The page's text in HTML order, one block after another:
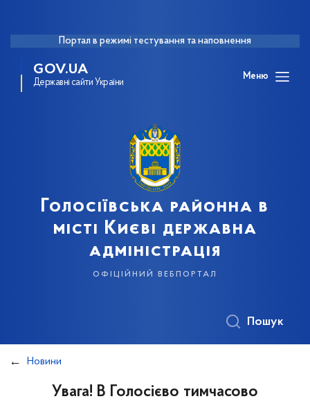
Портал в режимі тестування та наповнення
GOV.UA
Державні сайти України
Меню
Голосіївська районна в
місті Києві державна
адміністрація
офіційний вебпортал
Пошук
Новини
Увага! В Голосієво тимчасово